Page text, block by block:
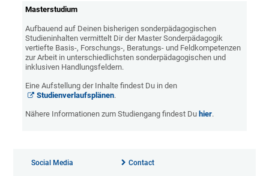
Masterstudium
Aufbauend auf Deinen bisherigen sonderpädagogischen
Studieninhalten vermittelt Dir der Master Sonderpädagogik
vertiefte Basis-, Forschungs-, Beratungs- und Feldkompetenzen
zur Arbeit in unterschiedlichsten sonderpädagogischen und
inklusiven Handlungsfeldern.
Eine Aufstellung der Inhalte findest Du in den
Studienverlaufsplänen.
Nähere Informationen zum Studiengang findest Du hier.
Social Media Contact